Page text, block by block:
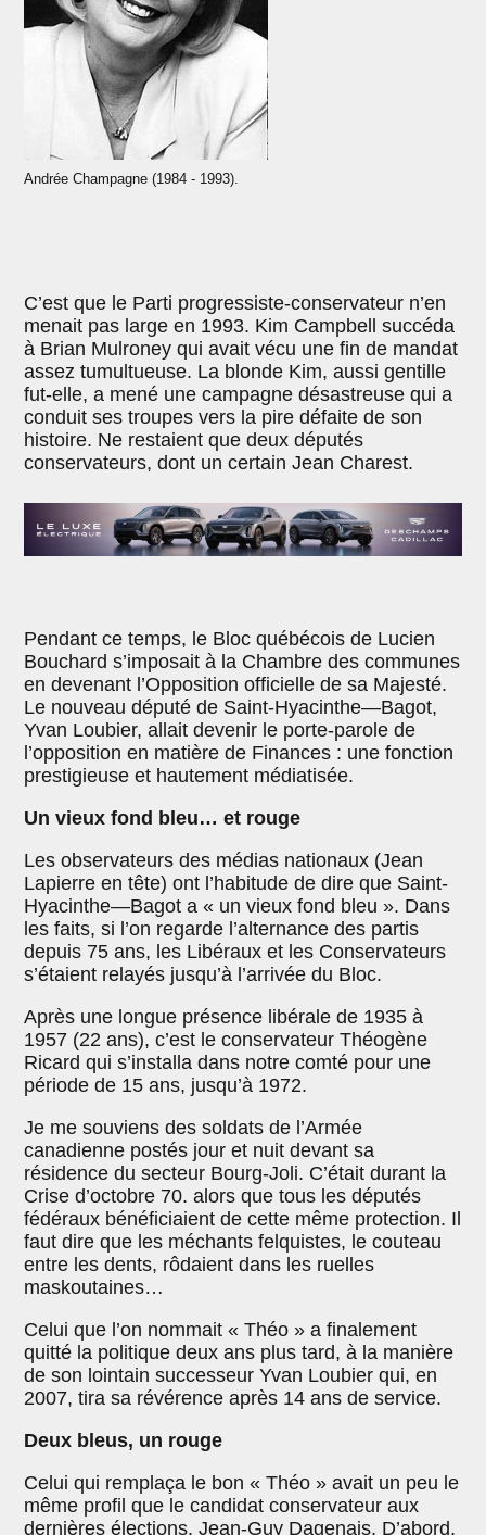
Andrée Champagne (1984 - 1993).
C’est que le Parti progressiste-conservateur n’en
menait pas large en 1993. Kim Campbell succéda
à Brian Mulroney qui avait vécu une fin de mandat
assez tumultueuse. La blonde Kim, aussi gentille
fut-elle, a mené une campagne désastreuse qui a
conduit ses troupes vers la pire défaite de son
histoire. Ne restaient que deux députés
conservateurs, dont un certain Jean Charest.
Pendant ce temps, le Bloc québécois de Lucien
Bouchard s’imposait à la Chambre des communes
en devenant l’Opposition officielle de sa Majesté.
Le nouveau député de Saint-Hyacinthe—Bagot,
Yvan Loubier, allait devenir le porte-parole de
l’opposition en matière de Finances : une fonction
prestigieuse et hautement médiatisée.
Un vieux fond bleu… et rouge
Les observateurs des médias nationaux (Jean
Lapierre en tête) ont l’habitude de dire que Saint-
Hyacinthe—Bagot a « un vieux fond bleu ». Dans
les faits, si l’on regarde l’alternance des partis
depuis 75 ans, les Libéraux et les Conservateurs
s’étaient relayés jusqu’à l’arrivée du Bloc.
Après une longue présence libérale de 1935 à
1957 (22 ans), c’est le conservateur Théogène
Ricard qui s’installa dans notre comté pour une
période de 15 ans, jusqu’à 1972.
Je me souviens des soldats de l’Armée
canadienne postés jour et nuit devant sa
résidence du secteur Bourg-Joli. C’était durant la
Crise d’octobre 70. alors que tous les députés
fédéraux bénéficiaient de cette même protection. Il
faut dire que les méchants felquistes, le couteau
entre les dents, rôdaient dans les ruelles
maskoutaines…
Celui que l’on nommait « Théo » a finalement
quitté la politique deux ans plus tard, à la manière
de son lointain successeur Yvan Loubier qui, en
2007, tira sa révérence après 14 ans de service.
Deux bleus, un rouge
Celui qui remplaça le bon « Théo » avait un peu le
même profil que le candidat conservateur aux
dernières élections, Jean-Guy Dagenais. D’abord,